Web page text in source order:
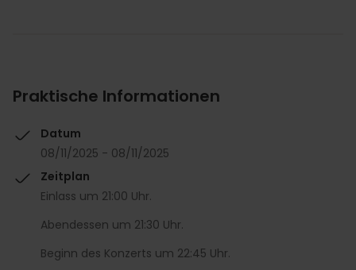
Praktische Informationen
Datum
08/11/2025 - 08/11/2025
Zeitplan
Einlass um 21:00 Uhr.
Abendessen um 21:30 Uhr.
Beginn des Konzerts um 22:45 Uhr.